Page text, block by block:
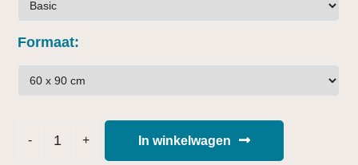
Formaat
In winkelwagen